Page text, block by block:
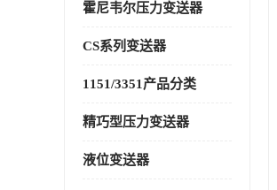
霍尼韦尔压力变送器
CS系列变送器
1151/3351产品分类
精巧型压力变送器
液位变送器